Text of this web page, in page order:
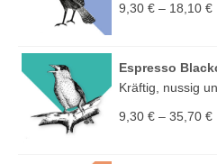
9,30 € – 18,10 €
Espresso
Kräftig, nussig
9,30 € – 35,70 €